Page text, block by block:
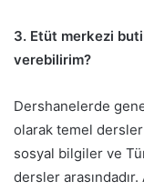
3. Etüt merkezi
verebilirim?
Dershanelerde
olarak temel
sosyal bilgiler ve
dersler